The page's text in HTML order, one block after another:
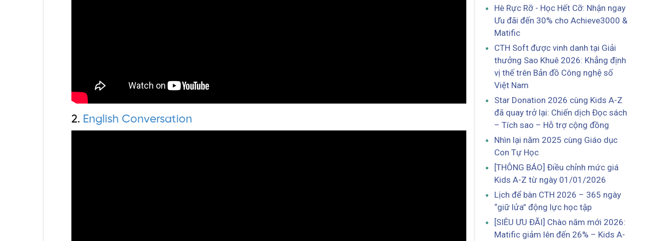
2. English Conversation
Hè Rực Rỡ - Học Hết Cỡ: Nhận ngay
Ưu đãi đến 30% cho Achieve3000 &
Matific
CTH Soft được vinh danh tại Giải
thưởng Sao Khuê 2026: Khẳng định
vị thế trên Bản đồ Công nghệ số
Việt Nam
Star Donation 2026 cùng Kids A-Z
đã quay trở lại: Chiến dịch Đọc sách
– Tích sao – Hỗ trợ cộng đồng
Nhìn lại năm 2025 cùng Giáo dục
Con Tự Học
[THÔNG BÁO] Điều chỉnh mức giá
Kids A-Z từ ngày 01/01/2026
Lịch để bàn CTH 2026 – 365 ngày
“giữ lửa” động lực học tập
[SIÊU ƯU ĐÃI] Chào năm mới 2026:
Matific giảm lên đến 26% – Kids A-